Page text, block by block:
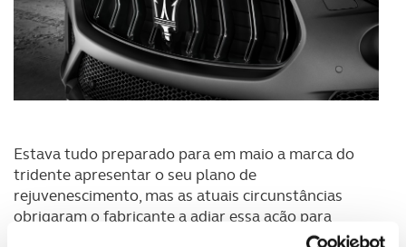
Estava tudo preparado para em maio a marca do
tridente apresentar o seu plano de
rejuvenescimento, mas as atuais circunstâncias
obrigaram o fabricante a adiar essa ação para
setembro. Denominado “MMXX: The Way Forword”,